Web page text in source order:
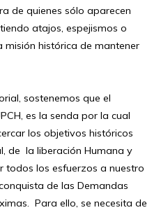
de quienes sólo aparecen
atajos, espejismos o
misión histórica de mantener
sostenemos que el
es la senda por la cual
los objetivos históricos
de la liberación Humana y
todos los esfuerzos a nuestro
de las Demandas
Para ello, se necesita de